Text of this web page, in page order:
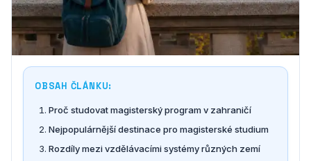
OBSAH ČLÁNKU:
Proč studovat magisterský program v zahraničí
Nejpopulárnější destinace pro magisterské studium
Rozdíly mezi vzdělávacími systémy různých zemí